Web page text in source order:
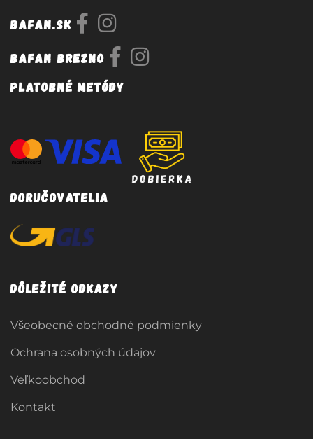
Bafan.sk
Bafan Brezno
Platobné metódy
Doručovatelia
Dôležité odkazy
Všeobecné obchodné podmienky
Ochrana osobných údajov
Veľkoobchod
Kontakt